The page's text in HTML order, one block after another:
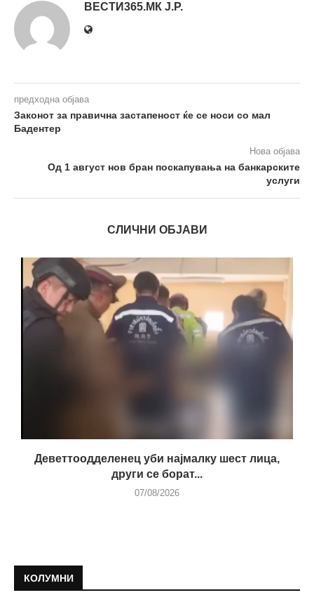
ВЕСТИ365.МК Ј.Р.
предходна објава
Законот за правична застапеност ќе се носи со мал
Бадентер
Нова објава
Oд 1 август нов бран поскапувања на банкарските
услуги
СЛИЧНИ ОБЈАВИ
Деветтоодделенец уби најмалку шест лица,
други се борат...
07/08/2026
КОЛУМНИ